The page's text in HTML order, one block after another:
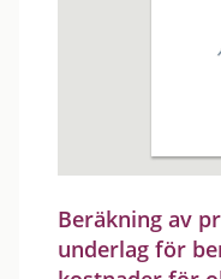
Beräkning av
underlag för